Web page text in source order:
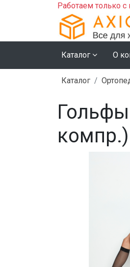
Работаем только
Каталог О
Каталог